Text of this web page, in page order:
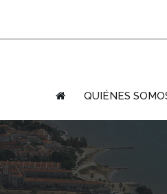
QUIÉNES